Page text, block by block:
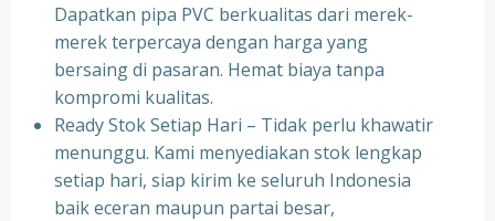
Dapatkan pipa PVC berkualitas dari merek-
merek terpercaya dengan harga yang
bersaing di pasaran. Hemat biaya tanpa
kompromi kualitas.
Ready Stok Setiap Hari – Tidak perlu khawatir
menunggu. Kami menyediakan stok lengkap
setiap hari, siap kirim ke seluruh Indonesia
baik eceran maupun partai besar,